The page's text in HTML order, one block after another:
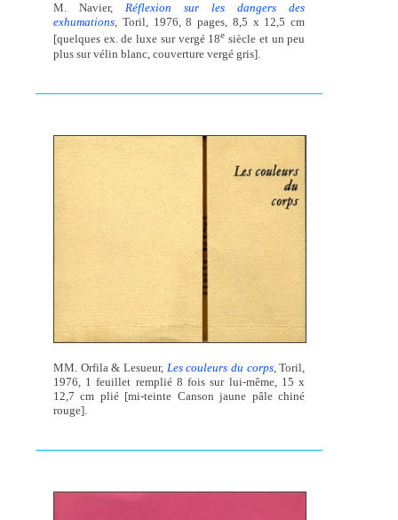
M. Navier,Réflexion sur les dangers des
exhumations,Toril, 1976, 8 pages, 8,5 x 12,5 cm
[quelques ex. de luxe sur vergé 18e siècle et un peu
plus sur vélin blanc, couverture vergé gris].
MM. Orfila & Lesueur, Les couleurs du corps, Toril,
1976, 1 feuillet remplié 8 fois sur lui-même, 15 x
12,7 cm plié [mi-teinte Canson jaune pâle chiné
rouge].